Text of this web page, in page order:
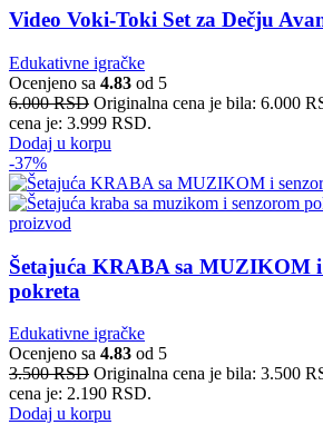
Video Voki-Toki Set za Dečju
Edukativne igračke
Ocenjeno sa 4.83 od 5
6.000RSD Originalna cena je bila: 6.000
cena je: 3.999 RSD.
Dodaj u korpu
-37%
Šetajuća KRABA sa MUZIKOM i
pokreta
Edukativne igračke
Ocenjeno sa 4.83 od 5
3.500RSD Originalna cena je bila: 3.500
cena je: 2.190 RSD.
Dodaj u korpu